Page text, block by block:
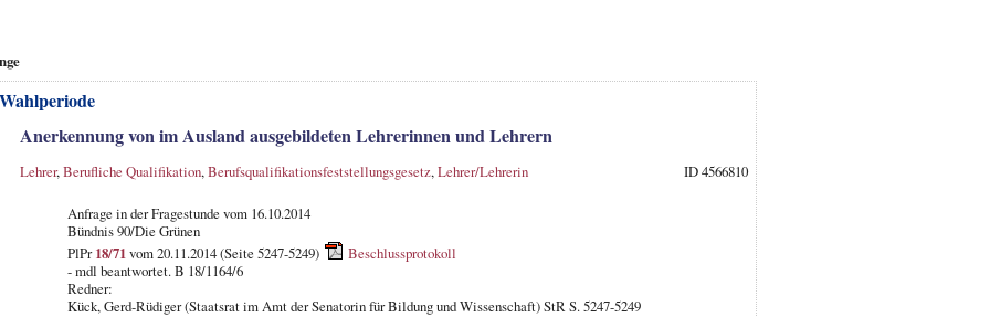
Anerkennung von im Ausland ausgebildeten Lehrerinnen und Lehrern
Lehrer,Berufliche Qualifikation,Berufsqualifikationsfeststellungsgesetz,Lehrer/Lehrerin ID 4566810
Anfrage in der Fragestunde vom 16.10.2014
Bündnis 90/Die Grünen
PlPr18/71vom 20.11.2014 (Seite 5247-5249)
Beschlussprotokoll
- mdl beantwortet. B 18/1164/6
Redner:
Kück, Gerd-Rüdiger (Staatsrat im Amt der Senatorin für Bildung und Wissenschaft) StR S. 5247-5249